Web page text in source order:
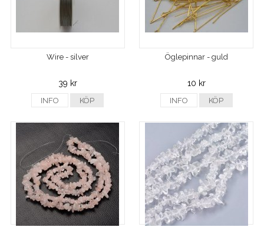
Wire - silver
39 kr
INFO KÖP
Öglepinnar - guld
10 kr
INFO KÖP